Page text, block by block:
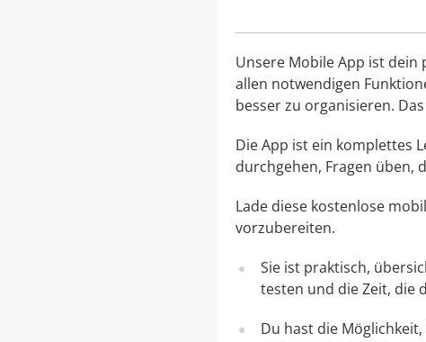
Unsere Mobile App ist
allen notwendigen
besser zu organisieren.
Die App ist ein komplettes
durchgehen, Fragen üben,
Lade diese kostenlose
vorzubereiten.
Sie ist praktisch,
testen und die Zeit, die
Du hast die